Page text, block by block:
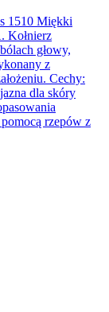
1510 Miękki
Kołnierz
głowy,
z
Cechy:
dla skóry
rzepów z